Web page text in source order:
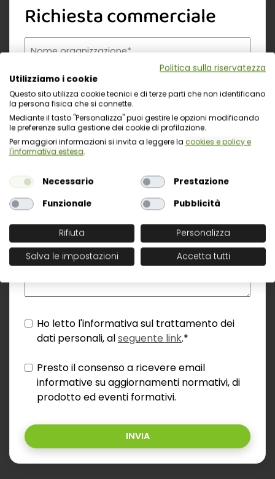
Richiesta commerciale
Nome organizzazione
Nome referente
Cognome referente
Tipologia di organizzazione
Prodotto di interesse
Indirizzo email istituzionale*
Telefono istituzionale
Messaggio
Ho letto l'informativa sul trattamento dei
dati personali, alseguente link.*
Presto il consenso a ricevere email
informative su aggiornamenti normativi, di
prodotto ed eventi formativi.
INVIA
Politica sulla riservatezza
Utilizziamo i cookie
Questo sito utilizza cookie tecnici e di terze parti che non identificano
la persona fisica che si connette.
Mediante il tasto "Personalizza" puoi gestire le opzioni modificando
le preferenze sulla gestione dei cookie di profilazione.
Per maggiori informazioni si invita a leggere la cookies e policy e
l'informativa estesa.
Necessario
Prestazione
Funzionale
Pubblicità
Rifiuta
Personalizza
Salva le impostazioni
Accetta tutti